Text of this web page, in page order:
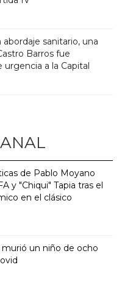
abordaje sanitario, una
Barros fue
urgencia a la Capital
de Pablo Moyano
y "Chiqui" Tapia tras el
en el clásico
murió un niño de ocho